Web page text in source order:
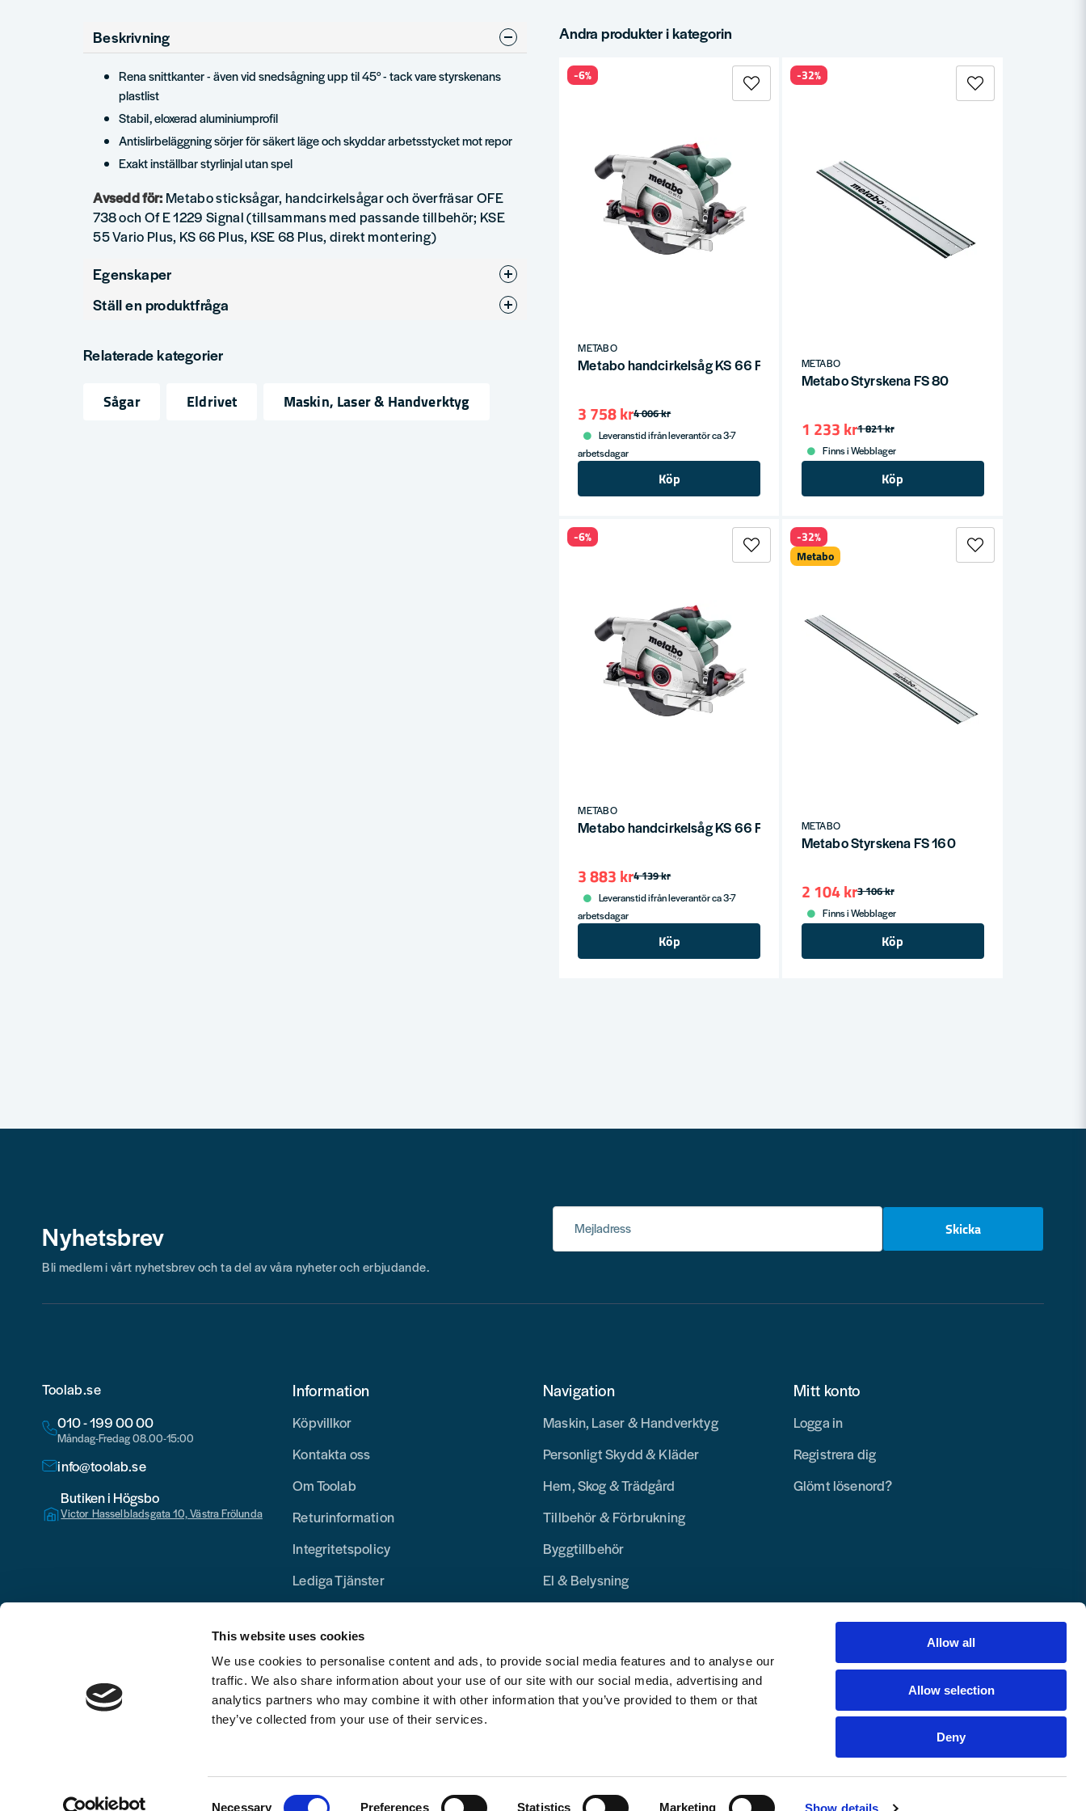
This website uses cookies
We use cookies to personalise content and ads, to provide social media features and to analyse our
traffic. We also share information about your use of our site with our social media, advertising and
analytics partners who may combine it with other information that you’ve provided to them or that
they’ve collected from your use of their services.
Necessary Preferences Statistics Marketing Show details
Allow all
Allow selection
Deny
Beskrivning
Rena snittkanter - även vid snedsågning upp til 45° - tack vare styrskenans
plastlist
Stabil, eloxerad aluminiumprofil
Antislirbeläggning sörjer för säkert läge och skyddar arbetsstycket mot repor
Exakt inställbar styrlinjal utan spel
Avsedd för: Metabo sticksågar, handcirkelsågar och överfräsar OFE
738 och Of E 1229 Signal (tillsammans med passande tillbehör; KSE
55 Vario Plus, KS 66 Plus, KSE 68 Plus, direkt montering)
Egenskaper
Produkttyp
Ställ en produktfråga
Fråga oss något om denna produkten...
Relaterade kategorier
Sågar Eldrivet Maskin, Laser & Handverktyg
Andra produkter i kategorin
METABO
Metabo handcirkelsåg KS 66 FS
4 006 kr
3 758 kr
Leveranstid ifrån leverantör ca 3-7
arbetsdagar
Köp
-6%
METABO
Metabo Styrskena FS 80
1 821 kr
1 233 kr
Finns i Webblager
Köp
-32%
METABO
Metabo handcirkelsåg KS 66 FS i låda
4 139 kr
3 883 kr
Leveranstid ifrån leverantör ca 3-7
arbetsdagar
Köp
-6%
METABO
Metabo Styrskena FS 160
3 106 kr
2 104 kr
Finns i Webblager
Köp
-32%
Metabo
Nyhetsbrev Mejladress Skicka
Bli medlem i vårt nyhetsbrev och ta del av våra nyheter och erbjudande.
Toolab.se
010 - 199 00 00
Måndag-Fredag 08.00-15:00
info@toolab.se
Butiken i Högsbo
Victor Hasselbladsgata 10, Västra Frölunda
Information
Köpvillkor
Kontakta oss
Om Toolab
Returinformation
Integritetspolicy
Lediga Tjänster
Navigation
Maskin, Laser & Handverktyg
Personligt Skydd & Kläder
Hem, Skog & Trädgård
Tillbehör & Förbrukning
Byggtillbehör
El & Belysning
Mitt konto
Logga in
Registrera dig
Glömt lösenord?
Copyright © 2025 Toolab Verktyg AB.